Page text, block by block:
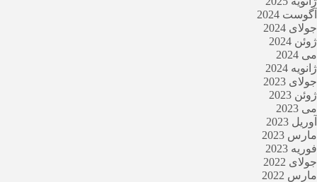
آگوست 2024
جولای 2024
ژوئن 2024
می 2024
ژانویه 2024
جولای 2023
ژوئن 2023
می 2023
آوریل 2023
مارس 2023
فوریه 2023
جولای 2022
مارس 2022